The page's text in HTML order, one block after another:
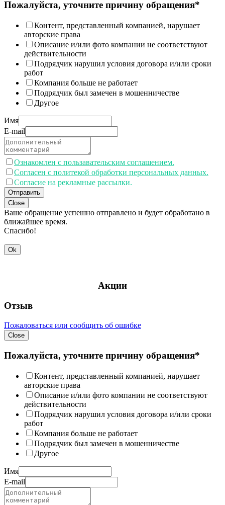
Пожалуйста, уточните причину обращения*
Контент, представленный компанией, нарушает
авторские права
Описание и/или фото компании не соответствуют
действительности
Подрядчик нарушил условия договора и/или сроки
работ
Компания больше не работает
Подрядчик был замечен в мошенничестве
Другое
Имя
E-mail
Ознакомлен с пользавательским соглашением.
Согласен с политекой обработки персональных данных.
Согласие на рекламные рассылки.
Отправить
Close
Ваше обращение успешно отправлено и будет обработано в
ближайшее время.
Спасибо!
Ok
Акции
Отзыв
Пожаловаться или сообщить об ошибке
Close
Пожалуйста, уточните причину обращения*
Контент, представленный компанией, нарушает
авторские права
Описание и/или фото компании не соответствуют
действительности
Подрядчик нарушил условия договора и/или сроки
работ
Компания больше не работает
Подрядчик был замечен в мошенничестве
Другое
Имя
E-mail